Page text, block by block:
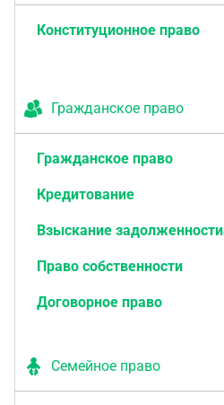
Конституционное право
Гражданское право
Гражданское право
Кредитование
Взыскание задолженности
Право собственности
Договорное право
Семейное право